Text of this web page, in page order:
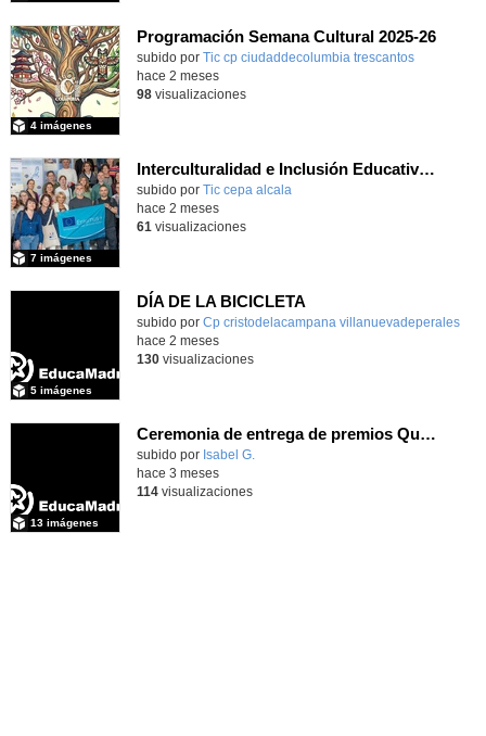
Programación Semana Cultural 2025-26
subido por Tic cp ciudaddecolumbia trescantos
4 imágenes
-
hace 2 meses
98visualizaciones
Interculturalidad e Inclusión Educativa en la Educación de Adultos
subido por Tic cepa alcala
7 imágenes
hace 2 meses
61 visualizaciones
DÍA DE LA BICICLETA
subido por Cp cristodelacampana villanuevadeperales
5 imágenes
-
hace 2 meses
130visualizaciones
Ceremonia de entrega de premios Quizstory 2026
subido por Isabel G.
13 imágenes
hace 3 meses
114visualizaciones